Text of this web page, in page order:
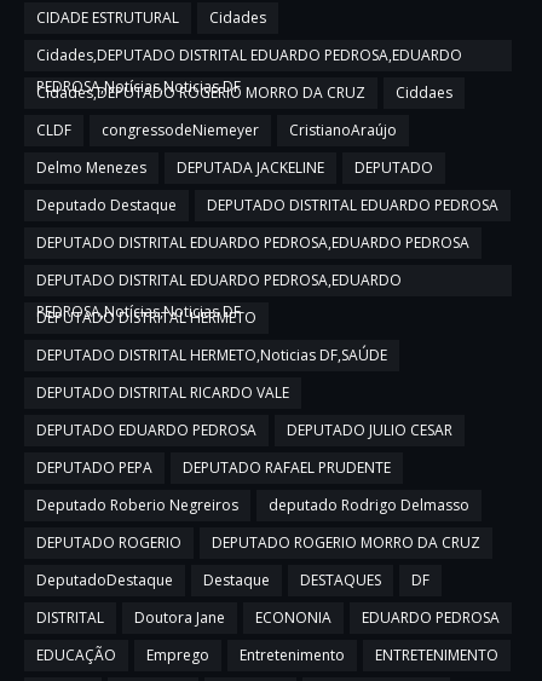
CIDADE ESTRUTURAL
Cidades
Cidades,DEPUTADO DISTRITAL EDUARDO PEDROSA,EDUARDO
PEDROSA,Notícias,Noticias DF
Cidades,DEPUTADO ROGERIO MORRO DA CRUZ
Ciddaes
CLDF
congressodeNiemeyer
CristianoAraújo
Delmo Menezes
DEPUTADA JACKELINE
DEPUTADO
Deputado Destaque
DEPUTADO DISTRITAL EDUARDO PEDROSA
DEPUTADO DISTRITAL EDUARDO PEDROSA,EDUARDO PEDROSA
DEPUTADO DISTRITAL EDUARDO PEDROSA,EDUARDO
PEDROSA,Notícias,Noticias DF
DEPUTADO DISTRITAL HERMETO
DEPUTADO DISTRITAL HERMETO,Noticias DF,SAÚDE
DEPUTADO DISTRITAL RICARDO VALE
DEPUTADO EDUARDO PEDROSA
DEPUTADO JULIO CESAR
DEPUTADO PEPA
DEPUTADO RAFAEL PRUDENTE
Deputado Roberio Negreiros
deputado Rodrigo Delmasso
DEPUTADO ROGERIO
DEPUTADO ROGERIO MORRO DA CRUZ
DeputadoDestaque
Destaque DESTAQUES
DF
DISTRITAL
Doutora Jane ECONONIA
EDUARDO PEDROSA
EDUCAÇÃO
Emprego Entretenimento
ENTRETENIMENTO